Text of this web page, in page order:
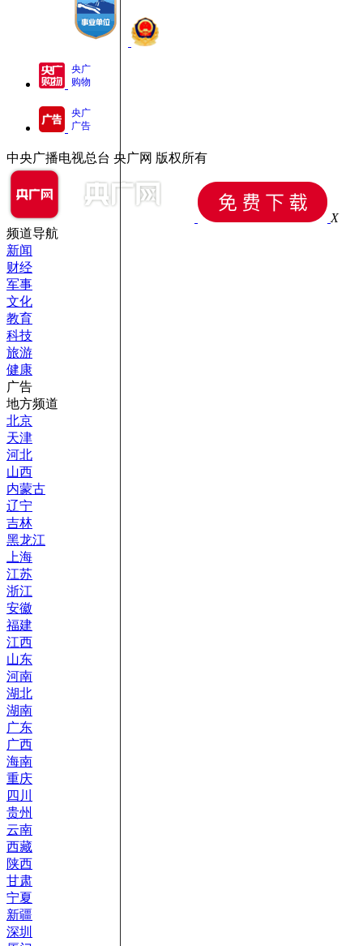
央广
购物
央广
广告
中央广播电视总台 央广网 版权所有
X
频道导航
新闻
财经
军事
文化
教育
科技
旅游
健康
广告
地方频道
北京
天津
河北
山西
内蒙古
辽宁
吉林
黑龙江
上海
江苏
浙江
安徽
福建
江西
山东
河南
湖北
湖南
广东
广西
海南
重庆
四川
贵州
云南
西藏
陕西
甘肃
宁夏
新疆
深圳